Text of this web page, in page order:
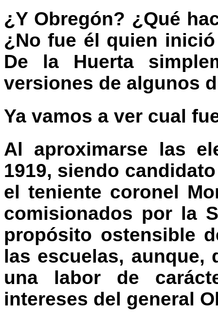
¿Y Obregón? ¿Qué
¿No fue él quien
De la Huerta
versiones de algunos
Ya vamos a ver cual
Al aproximarse las
1919, siendo
el teniente coronel
comisionados por la
propósito ostensible
las escuelas, aunque,
una labor de
intereses del general